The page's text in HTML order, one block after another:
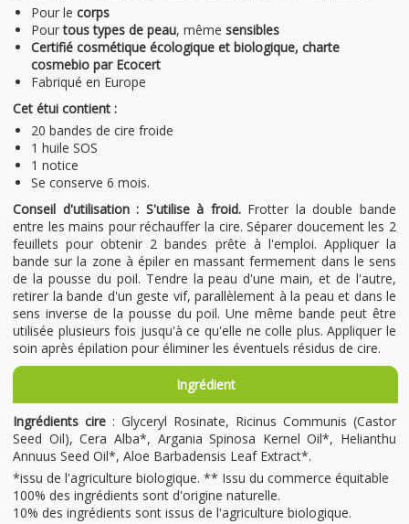
Pour le corps
Pourtous types de peau, même sensibles
Certifié cosmétique écologique et biologique, charte
cosmebio par Ecocert
Fabriqué en Europe
Cet étui contient :
20 bandes de cire froide
1 huile SOS
1 notice
Se conserve 6 mois.
Conseil d'utilisation : S'utilise à froid. Frotter la double bande
entre les mains pour réchauffer la cire. Séparer doucement les 2
feuillets pour obtenir 2 bandes prête à l'emploi. Appliquer la
bande sur la zone à épiler en massant fermement dans le sens
de la pousse du poil. Tendre la peau d'une main, et de l'autre,
retirer la bande d'un geste vif, parallèlement à la peau et dans le
sens inverse de la pousse du poil. Une même bande peut être
utilisée plusieurs fois jusqu'à ce qu'elle ne colle plus. Appliquer le
soin après épilation pour éliminer les éventuels résidus de cire.
Ingrédient
Ingrédients cire : Glyceryl Rosinate, Ricinus Communis (Castor
Seed Oil), Cera Alba*, Argania Spinosa Kernel Oil*, Helianthu
Annuus Seed Oil*, Aloe Barbadensis Leaf Extract*.
*issu de l'agriculture biologique. ** Issu du commerce équitable
100% des ingrédients sont d'origine naturelle.
10% des ingrédients sont issus de l'agriculture biologique.